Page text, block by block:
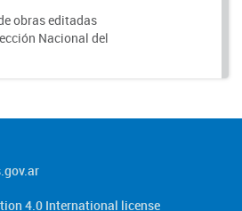
obras editadas
Nacional del
4.0 International license